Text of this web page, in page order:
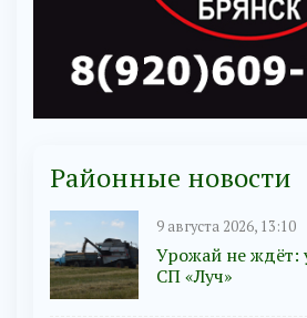
Районные новости
9 августа 2026, 13:10
Урожай не ждёт:
СП «Луч»